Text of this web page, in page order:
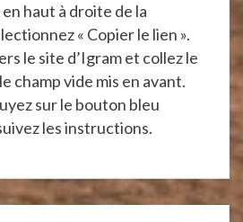
haut à droite de la
« Copier le lien ».
le site d’Igram et collez le
champ vide mis en avant.
sur le bouton bleu
les instructions.